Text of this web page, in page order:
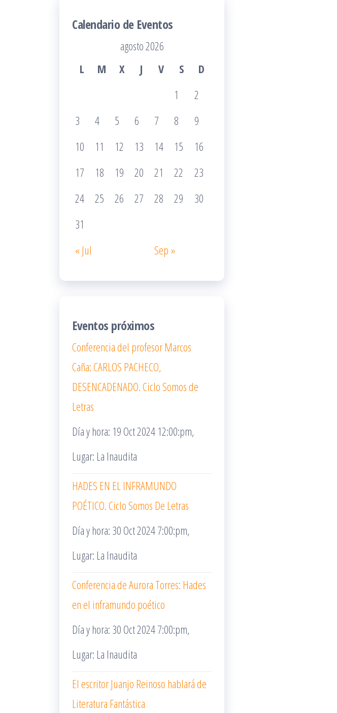
Calendario de Eventos
agosto 2026
L
M X J V S
D
1
2
3
4 5 6 7 8
9
10
11 12 13 14 15
16
17
18 19 20 21 22
23
24
25 26 27 28 29
30
31
« Jul
Sep »
Eventos próximos
Conferencia del profesor Marcos
Caña: CARLOS PACHECO,
DESENCADENADO. Ciclo Somos de
Letras
Día y hora: 19 Oct 2024 12:00:pm,
Lugar: La Inaudita
HADES EN EL INFRAMUNDO
POÉTICO. Ciclo Somos De Letras
Día y hora: 30 Oct 2024 7:00:pm,
Lugar: La Inaudita
Conferencia de Aurora Torres: Hades
en el inframundo poético
Día y hora: 30 Oct 2024 7:00:pm,
Lugar: La Inaudita
El escritor Juanjo Reinoso hablará de
Literatura Fantástica